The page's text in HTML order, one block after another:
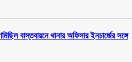
বাস্তবায়নে থানার অফিসার ইনচার্জের সঙ্গে